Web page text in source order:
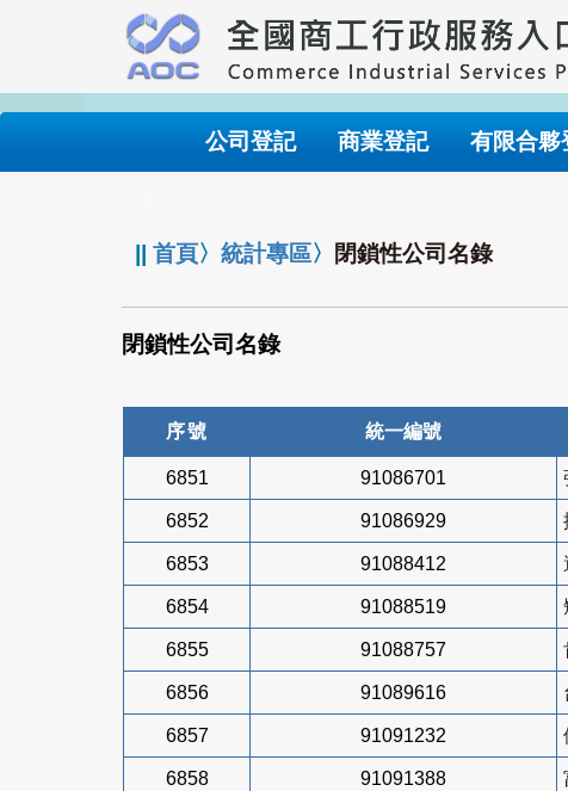
要
內
公司登記 商業登記 有限合夥
||首頁〉統計專區〉 閉鎖性公司名錄
閉鎖性公司名錄
序號 統一編號
6851 91086701
6852 91086929
6853 91088412
6854 91088519
6855 91088757
6856 91089616
6857 91091232
6858 91091388